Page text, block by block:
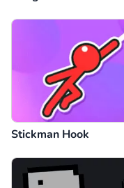
Stickman Hook